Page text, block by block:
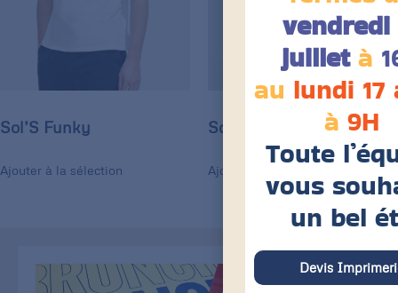
Sol’S Funky
Ajouter à la sélection
Sol’S Cherry
Ajouter à la sélection
vendredi
juilletà
au lundi 17
à 9H
Toute
vous
un bel
Devis